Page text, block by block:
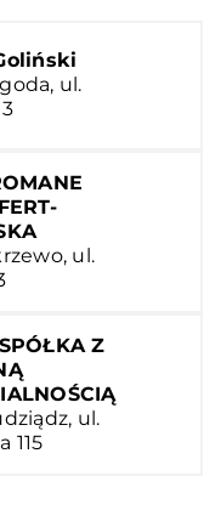
ul.
ul.
Z
ul.
115